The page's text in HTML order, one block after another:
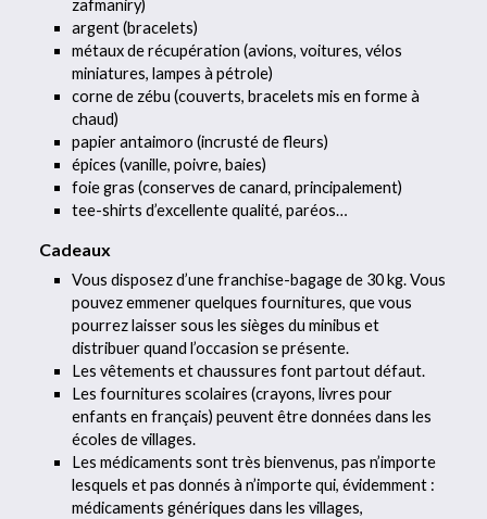
zafmaniry)
argent (bracelets)
métaux de récupération (avions, voitures, vélos
miniatures, lampes à pétrole)
corne de zébu (couverts, bracelets mis en forme à
chaud)
papier antaimoro (incrusté de fleurs)
épices (vanille, poivre, baies)
foie gras (conserves de canard, principalement)
tee-shirts d’excellente qualité, paréos…
Cadeaux
Vous disposez d’une franchise-bagage de 30 kg. Vous
pouvez emmener quelques fournitures, que vous
pourrez laisser sous les sièges du minibus et
distribuer quand l’occasion se présente.
Les vêtements et chaussures font partout défaut.
Les fournitures scolaires (crayons, livres pour
enfants en français) peuvent être données dans les
écoles de villages.
Les médicaments sont très bienvenus, pas n’importe
lesquels et pas donnés à n’importe qui, évidemment :
médicaments génériques dans les villages,